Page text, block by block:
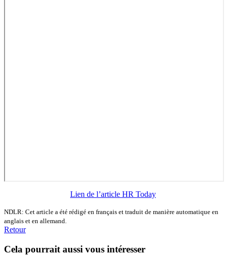
Lien de l’article HR Today
NDLR: Cet article a été rédigé en français et traduit de manière automatique en
anglais et en allemand.
Retour
Cela pourrait aussi vous intéresser